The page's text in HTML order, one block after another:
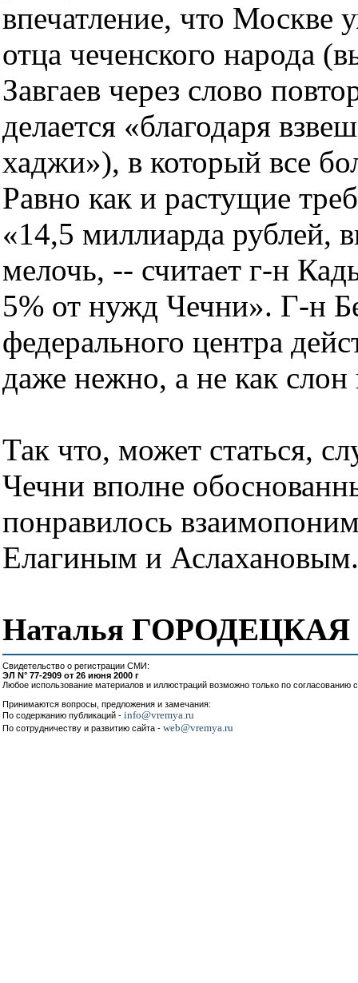
впечатление, что Москве
отца чеченского народа
Завгаев через слово
делается «благодаря
хаджи»), в который все
Равно как и растущие
«14,5 миллиарда рублей,
мелочь, -- считает г-н
5% от нужд Чечни». Г-н
федерального центра
даже нежно, а не как слон
Так что, может статься,
Чечни вполне
понравилось
Елагиным и Аслахановым.
Наталья ГОРОДЕЦКАЯ
Свидетельство о регистрации СМИ:
ЭЛ N° 77-2909 от 26 июня 2000 г
Любое использование материалов и иллюстраций возможно только по согласованию
Принимаются вопросы, предложения и замечания:
По содержанию публикаций - info@vremya.ru
По сотрудничеству и развитию сайта - web@vremya.ru